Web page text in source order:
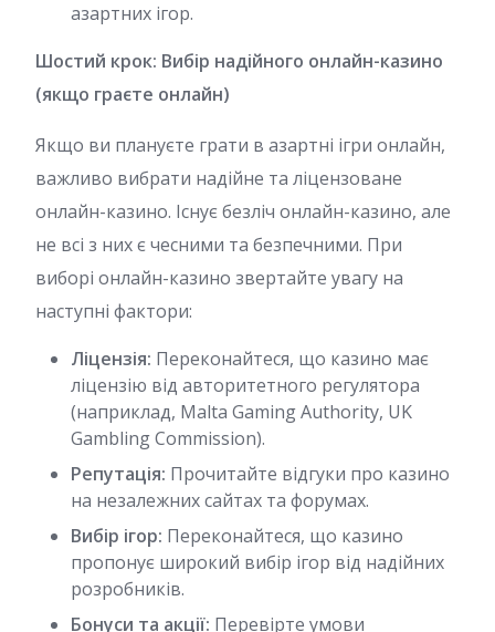
азартних ігор.
Шостий крок: Вибір надійного онлайн-казино
(якщо граєте онлайн)
Якщо ви плануєте грати в азартні ігри онлайн,
важливо вибрати надійне та ліцензоване
онлайн-казино. Існує безліч онлайн-казино, але
не всі з них є чесними та безпечними. При
виборі онлайн-казино звертайте увагу на
наступні фактори:
Ліцензія: Переконайтеся, що казино має
ліцензію від авторитетного регулятора
(наприклад, Malta Gaming Authority, UK
Gambling Commission).
Репутація: Прочитайте відгуки про казино
на незалежних сайтах та форумах.
Вибір ігор: Переконайтеся, що казино
пропонує широкий вибір ігор від надійних
розробників.
Бонуси та акції: Перевірте умови